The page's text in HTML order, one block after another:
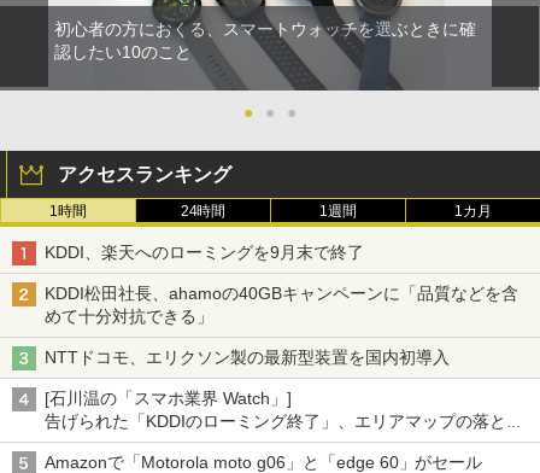
初心者の方におくる、スマートウォッチを選ぶときに確
認したい10のこと
● ● ●
アクセスランキング
1時間 24時間 1週間 1カ月
KDDI、楽天へのローミングを9月末で終了
KDDI松田社長、ahamoの40GBキャンペーンに「品質などを含
めて十分対抗できる」
NTTドコモ、エリクソン製の最新型装置を国内初導入
[石川温の「スマホ業界 Watch」]
告げられた「KDDIのローミング終了」、エリアマップの落とし
穴と楽天モバイルの課題
Amazonで「Motorola moto g06」と「edge 60」がセール